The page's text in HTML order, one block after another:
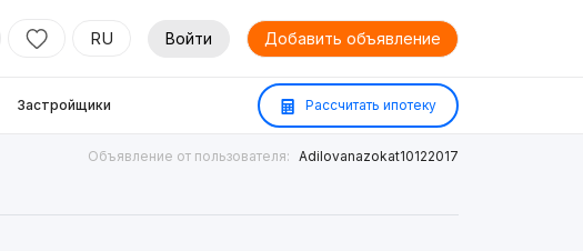
RU Войти Добавить объявление
Застройщики Рассчитать ипотеку
Объявление от пользователя: Adilovanazokat10122017